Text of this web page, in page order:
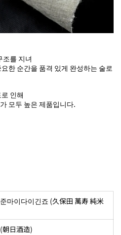
조를 지녀
한 순간을 품격 있게 완성하는 술로
인해
모두 높은 제품입니다.
마이다이긴죠 (久保田 萬寿 純米
朝日酒造)